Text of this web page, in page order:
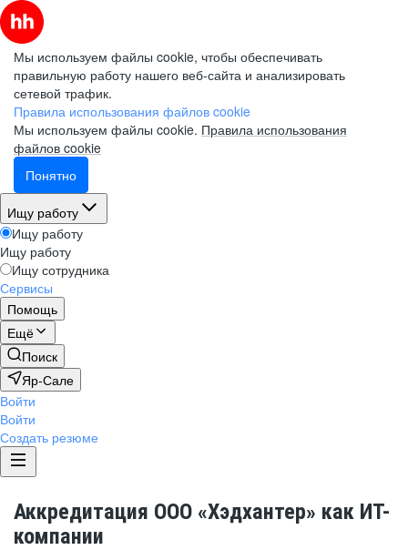
Мы используем файлы cookie, чтобы обеспечивать
правильную работу нашего веб-сайта и анализировать
сетевой трафик.
Правила использования файлов cookie
Мы используем файлы cookie. Правила использования
файлов cookie
Понятно
Ищу работу
Ищу работу
Ищу работу
Ищу сотрудника
Сервисы
Помощь
Ещё
Поиск
Яр-Сале
Войти
Войти
Создать резюме
Аккредитация ООО «Хэдхантер» как ИТ-
компании